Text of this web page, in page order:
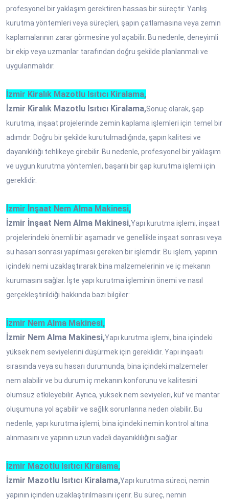
profesyonel bir yaklaşım gerektiren hassas bir süreçtir. Yanlış
kurutma yöntemleri veya süreçleri, şapın çatlamasına veya zemin
kaplamalarının zarar görmesine yol açabilir. Bu nedenle, deneyimli
bir ekip veya uzmanlar tarafından doğru şekilde planlanmalı ve
uygulanmalıdır.
İzmir Kiralık Mazotlu Isıtıcı Kiralama,
İzmir Kiralık Mazotlu Isıtıcı Kiralama,Sonuç olarak, şap
kurutma, inşaat projelerinde zemin kaplama işlemleri için temel bir
adımdır. Doğru bir şekilde kurutulmadığında, şapın kalitesi ve
dayanıklılığı tehlikeye girebilir. Bu nedenle, profesyonel bir yaklaşım
ve uygun kurutma yöntemleri, başarılı bir şap kurutma işlemi için
gereklidir.
İzmir İnşaat Nem Alma Makinesi,
İzmir İnşaat Nem Alma Makinesi,Yapı kurutma işlemi, inşaat
projelerindeki önemli bir aşamadır ve genellikle inşaat sonrası veya
su hasarı sonrası yapılması gereken bir işlemdir. Bu işlem, yapının
içindeki nemi uzaklaştırarak bina malzemelerinin ve iç mekanın
kurumasını sağlar. İşte yapı kurutma işleminin önemi ve nasıl
gerçekleştirildiği hakkında bazı bilgiler:
İzmir Nem Alma Makinesi,
İzmir Nem Alma Makinesi,Yapı kurutma işlemi, bina içindeki
yüksek nem seviyelerini düşürmek için gereklidir. Yapı inşaatı
sırasında veya su hasarı durumunda, bina içindeki malzemeler
nem alabilir ve bu durum iç mekanın konforunu ve kalitesini
olumsuz etkileyebilir. Ayrıca, yüksek nem seviyeleri, küf ve mantar
oluşumuna yol açabilir ve sağlık sorunlarına neden olabilir. Bu
nedenle, yapı kurutma işlemi, bina içindeki nemin kontrol altına
alınmasını ve yapının uzun vadeli dayanıklılığını sağlar.
İzmir Mazotlu Isıtıcı Kiralama,
İzmir Mazotlu Isıtıcı Kiralama,Yapı kurutma süreci, nemin
yapının içinden uzaklaştırılmasını içerir. Bu süreç, nemin